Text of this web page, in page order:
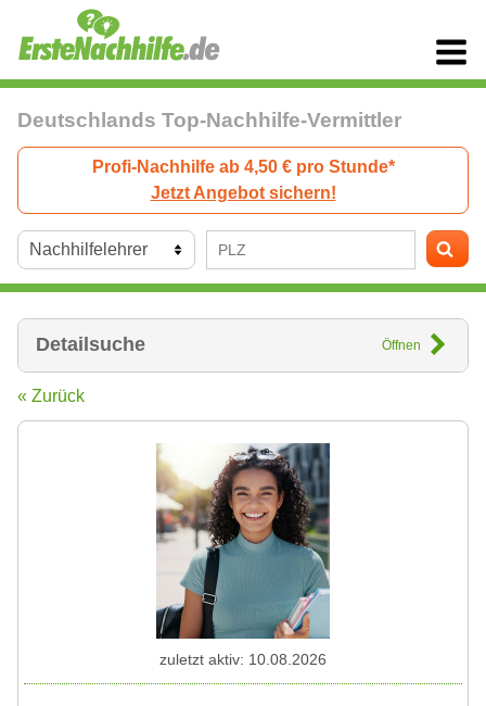
Deutschlands Top-Nachhilfe-Vermittler
Profi-Nachhilfe ab 4,50 € pro Stunde*
Jetzt Angebot sichern!
Detailsuche Öffnen
« Zurück
zuletzt aktiv: 10.08.2026